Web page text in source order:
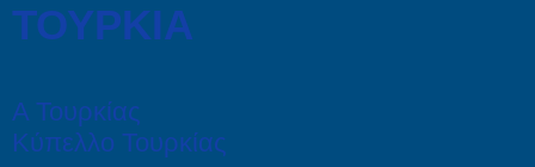
ΤΟΥΡΚΙΑ
Α Τουρκίας
Κύπελλο Τουρκίας